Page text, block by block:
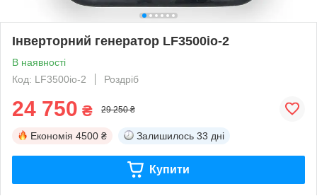
Інверторний генератор LF3500io-2
В наявності
Код: LF3500io-2
Роздріб
24 750 ₴ 29 250 ₴
Економія 4500 ₴ Залишилось 33 дні
Купити